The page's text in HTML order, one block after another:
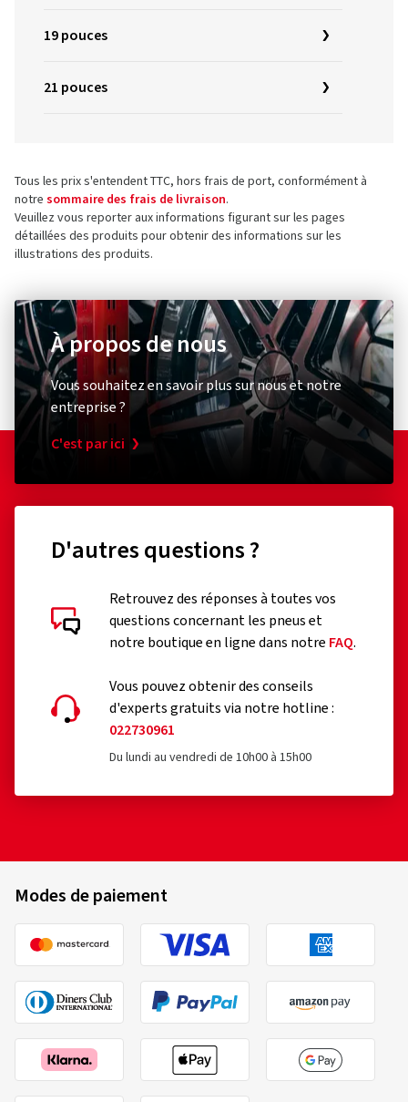
19 pouces
21 pouces
Tous les prix s'entendent TTC, hors frais de port, conformément à
notre sommaire des frais de livraison.
Veuillez vous reporter aux informations figurant sur les pages
détaillées des produits pour obtenir des informations sur les
illustrations des produits.
À propos de nous
Vous souhaitez en savoir plus sur nous et notre
entreprise ?
C'est par ici
D'autres questions ?
Retrouvez des réponses à toutes vos
questions concernant les pneus et
notre boutique en ligne dans notre FAQ.
Vous pouvez obtenir des conseils
d'experts gratuits via notre hotline :
022730961
Du lundi au vendredi de 10h00 à 15h00
Modes de paiement